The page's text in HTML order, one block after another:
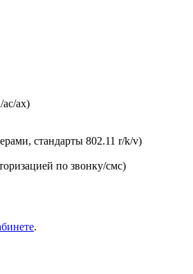
ac/ax)
стандарты 802.11 r/k/v)
по звонку/смс)
.